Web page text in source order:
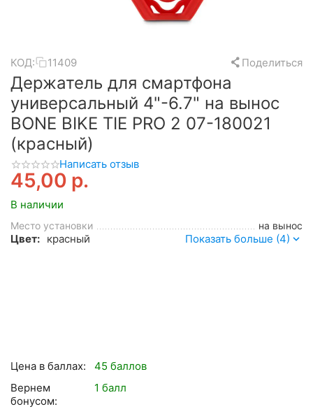
КОД: 11409 Поделиться
Держатель для смартфона
универсальный 4"-6.7" на вынос
BONE BIKE TIE PRO 2 07-180021
(красный)
Написать отзыв
45,00 р.
В наличии
Место установки на вынос
Цвет: красный Показать больше (4)
Цена в баллах:
45 баллов
Вернем
бонусом:
1 балл